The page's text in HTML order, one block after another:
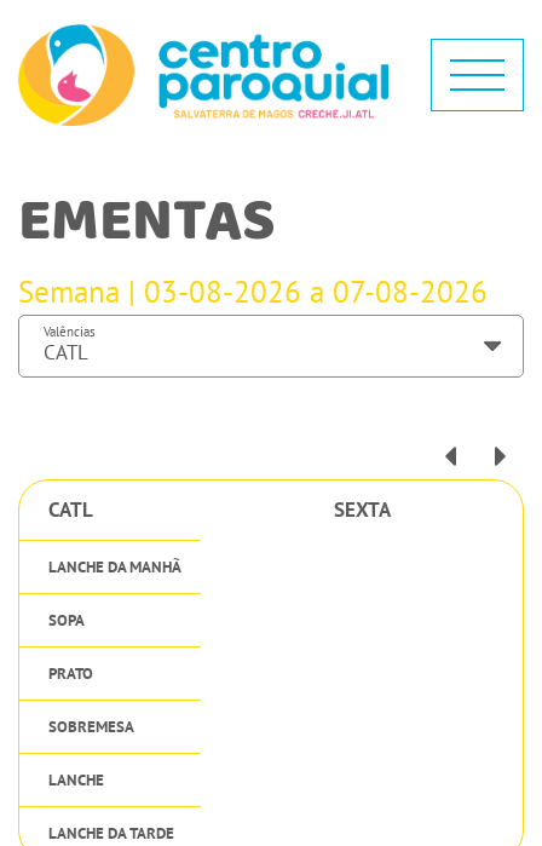
EMENTAS
Semana | 03-08-2026 a 07-08-2026
Valências
CATL SEXTA
LANCHE DA MANHÃ
SOPA
PRATO
SOBREMESA
LANCHE
LANCHE DA TARDE